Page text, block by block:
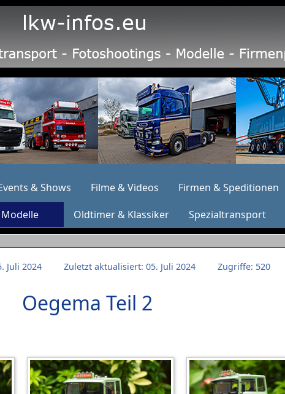
& Shows Filme & Videos Firmen & Speditionen
Modelle Oldtimer & Klassiker Spezialtransport
Juli 2024 Zuletzt aktualisiert: 05. Juli 2024 Zugriffe: 520
Oegema Teil 2